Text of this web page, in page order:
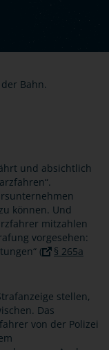
und absichtlich
können. Und
mitzahlen
vorgesehen:
(
§ 265a
stellen,
Das
von der Polizei